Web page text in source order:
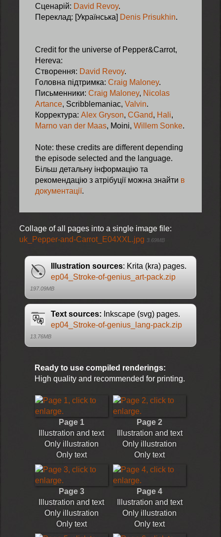
Сценарій: David Revoy.
Переклад: [Українська] Denis Prisukhin.
Credit for the universe of Pepper&Carrot,
Hereva:
Створення: David Revoy.
Головна підтримка: Craig Maloney.
Письменники: Craig Maloney, Nicolas
Artance, Scribblemaniac, Valvin.
Корректура: Alex Gryson, CGand, Hali,
Marno van der Maas, Moini, Willem Sonke.
Note: these credits are different depending
the episode selected and the language.
Більш детальну інформацію та
рекомендацію з атрібуції можна знайти в
документації.
Collage of all pages into a single image file:
uk_Pepper-and-Carrot_E04XXL.jpg 3.69MB
Illustration sources: Krita (kra) pages.
ep04_Stroke-of-genius_art-pack.zip
197.09MB
Text sources: Inkscape (svg) pages.
ep04_Stroke-of-genius_lang-pack.zip
13.76MB
Ready to use compiled renderings:
High quality and recommended for printing.
Page 1
Illustration and text
Only illustration
Only text
Page 2
Illustration and text
Only illustration
Only text
Page 3
Illustration and text
Only illustration
Only text
Page 4
Illustration and text
Only illustration
Only text